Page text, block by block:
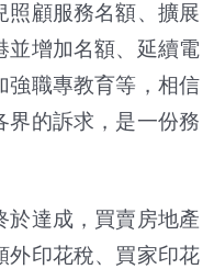
照顧服務名額、擴展
並增加名額、延續電
強職專教育等，相信
界的訴求，是一份務
達成，買賣房地產
外印花稅、買家印花